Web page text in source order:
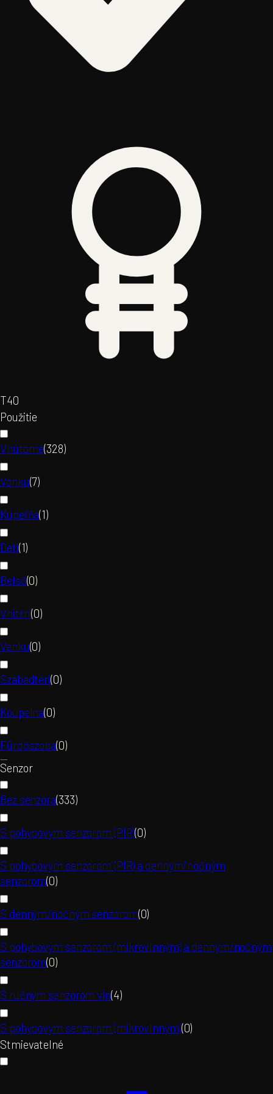
T40
Použitie
Vnútorné(328)
Vonku(7)
Kúpeľňa(1)
Deti(1)
Belső(0)
Vnitřní(0)
Venku(0)
Szabadtéri(0)
Koupelna(0)
Fürdőszoba(0)
Děti
Gyermekek
Senzor
Bez senzora(333)
S pohybovým senzorom (PIR)(0)
S pohybovým senzorom (PIR) a denným/nočným
senzorom(0)
S denným/nočným senzorom(0)
S pohybovým senzorom (mikrovlnným) a denným/nočným
senzorom(0)
S ručným senzorom vĺn(4)
S pohybovým senzorom (mikrovlnným)(0)
Stmievatelné